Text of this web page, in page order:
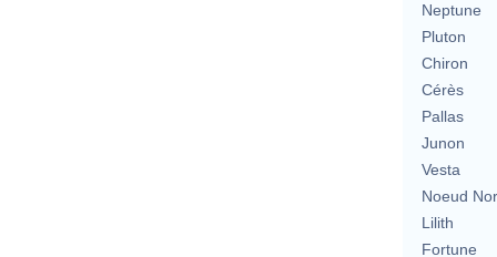
Neptune
Pluton
Chiron
Cérès
Pallas
Junon
Vesta
Noeud
Lilith
Fortune